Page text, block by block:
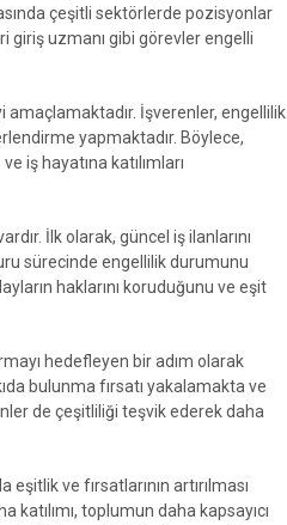
çeşitli sektörlerde pozisyonlar
giriş uzmanı gibi görevler engelli
İşverenler, engellilik
yapmaktadır. Böylece,
iş hayatına katılımları
İlk olarak, güncel iş ilanlarını
sürecinde engellilik durumunu
haklarını koruduğunu ve eşit
hedefleyen bir adım olarak
bulunma fırsatı yakalamakta ve
de çeşitliliği teşvik ederek daha
ve fırsatlarının artırılması
toplumun daha kapsayıcı